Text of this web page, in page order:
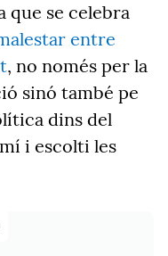
que se celebra
entre
, no només per la
sinó també pe
dins del
i escolti les